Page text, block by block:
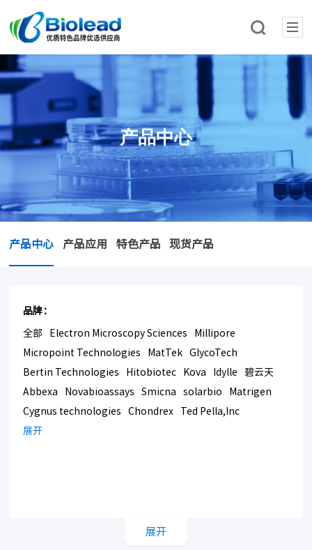
产品中心
产品中心 产品应用 特色产品 现货产品
品牌：
全部 Electron Microscopy Sciences
Millipore
Micropoint Technologies
MatTek
GlycoTech
Bertin Technologies
Hitobiotec Kova Idylle
碧云天
Abbexa
Novabioassays Smicna solarbio
Matrigen
Cygnus technologies
Chondrex
Ted Pella,Inc
Bmrsupply
展开
展开